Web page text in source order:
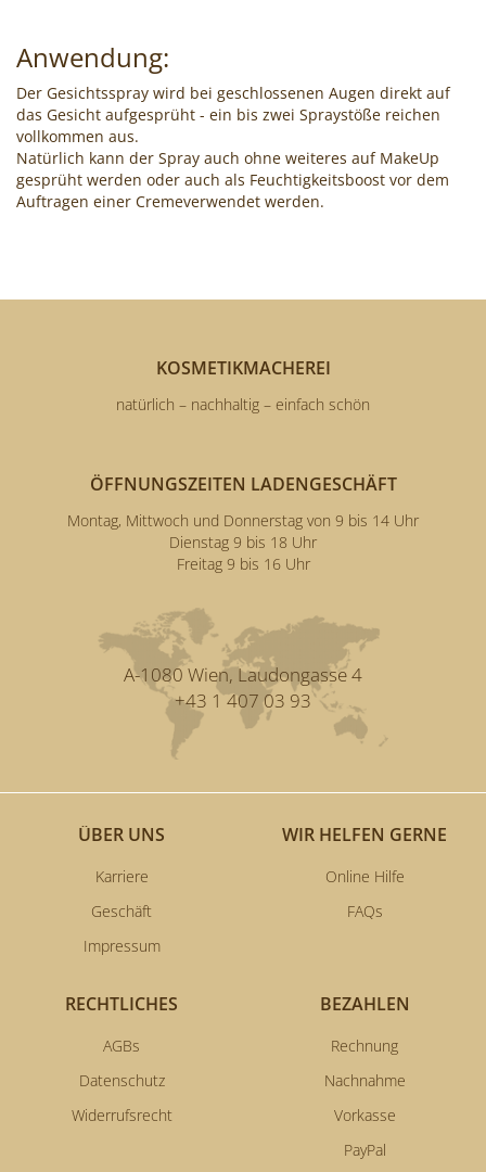
Anwendung:
Der Gesichtsspray wird bei geschlossenen Augen direkt auf
das Gesicht aufgesprüht - ein bis zwei Spraystöße reichen
vollkommen aus.
Natürlich kann der Spray auch ohne weiteres auf MakeUp
gesprüht werden oder auch als Feuchtigkeitsboost vor dem
Auftragen einer Cremeverwendet werden.
KOSMETIKMACHEREI
natürlich – nachhaltig – einfach schön
ÖFFNUNGSZEITEN LADENGESCHÄFT
Montag, Mittwoch und Donnerstag von 9 bis 14 Uhr
Dienstag 9 bis 18 Uhr
Freitag 9 bis 16 Uhr
A-1080 Wien, Laudongasse 4
+43 1 407 03 93
ÜBER UNS
Karriere
Geschäft
Impressum
WIR HELFEN GERNE
Online Hilfe
FAQs
RECHTLICHES
AGBs
Datenschutz
Widerrufsrecht
BEZAHLEN
Rechnung
Nachnahme
Vorkasse
PayPal